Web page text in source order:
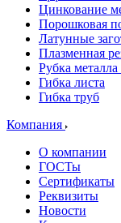
Цинкование
Порошковая
Латунные
Плазменная
Рубка
Гибка листа
Гибка труб
Компания
О компании
ГОСТы
Сертификаты
Реквизиты
Новости